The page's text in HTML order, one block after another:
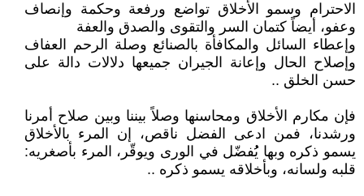
الاحترام وسمو الأخلاق تواضع ورفعة وحكمة وإنصاف
وعفو، أيضاً كتمان السر والتقوى والصدق والعفة
وإعطاء السائل والمكافأة بالصنائع وصلة الرحم العفاف
وإصلاح الحال وإعانة الجيران جميعها دلالات دالة على
حسن الخلق ..
فإن مكارم الأخلاق ومحاسنها وصلاً بيننا وبين صلاح أمرنا
ورشدنا، فمن ادعى الفضل ناقص، إن المرء بالأخلاق
يسمو ذكره وبها يُُفضّل في الورى ويوقّر، المرء بأصغريه:
قلبه ولسانه، وبأخلاقه يسمو ذكره ..